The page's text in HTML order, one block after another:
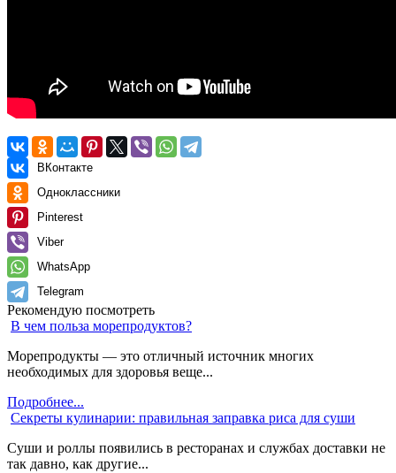
ВКонтакте
Одноклассники
Pinterest
Viber
WhatsApp
Telegram
Рекомендую посмотреть
В чем польза морепродуктов?
Морепродукты — это отличный источник многих
необходимых для здоровья веще...
Подробнее...
Секреты кулинарии: правильная заправка риса для суши
Суши и роллы появились в ресторанах и службах доставки не
так давно, как другие...